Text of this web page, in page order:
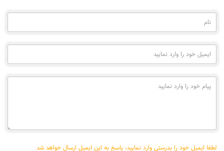
نام
(به
ایمیل
خود
وارد
نمایید
پیام
خود
لطفا ایمیل خود را بدرستی وارد نمایید، پاسخ به این ایمیل ارسال خواهد شد